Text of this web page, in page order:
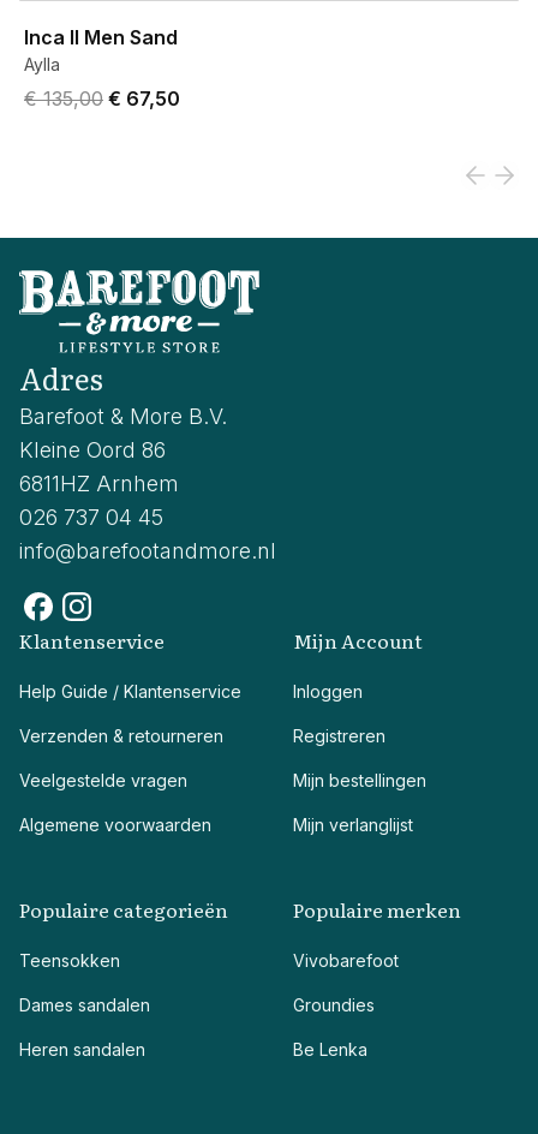
Inca II Men Sand
Aylla
Original price was € 135,00.
€ 135,00 Current price is € 67,50.
€ 67,50
Adres
Barefoot & More B.V.
Kleine Oord 86
6811HZ Arnhem
026 737 04 45
info@barefootandmore.nl
Klantenservice
Help Guide / Klantenservice
Verzenden & retourneren
Veelgestelde vragen
Algemene voorwaarden
Mijn Account
Inloggen
Registreren
Mijn bestellingen
Mijn verlanglijst
Populaire categorieën
Teensokken
Dames sandalen
Heren sandalen
Populaire merken
Vivobarefoot
Groundies
Be Lenka